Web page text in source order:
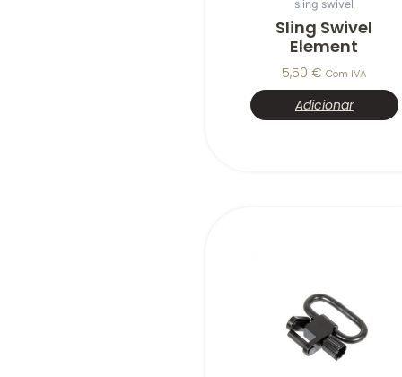
sling swivel
Sling Swivel
Element
5,50€ Com IVA
Adicionar